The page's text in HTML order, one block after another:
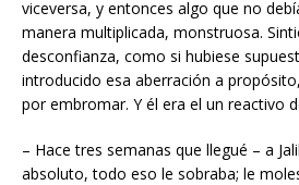
viceversa, y entonces algo que no
manera multiplicada, monstruosa.
desconfianza, como si hubiese
introducido esa aberración a
por embromar. Y él era el un reactivo
– Hace tres semanas que llegué – a
absoluto, todo eso le sobraba; le